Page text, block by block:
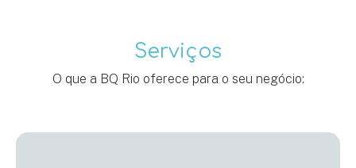
Serviços
O que a BQ Rio oferece para o seu negócio: